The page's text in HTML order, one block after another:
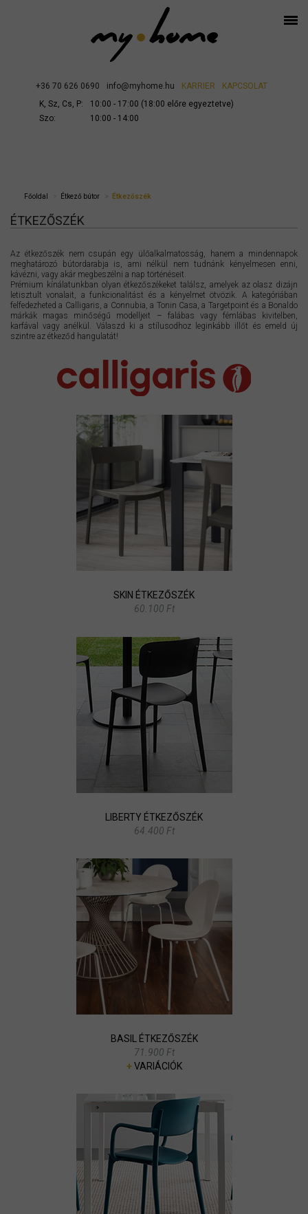
+36 70 626 0690 info@myhome.hu KARRIER
KAPCSOLAT
K, Sz, Cs, P:
10:00 - 17:00 (18:00 előre egyeztetve)
Szo:
10:00 - 14:00
Főoldal Étkező bútor Étkezőszék
ÉTKEZŐSZÉK
Az étkezőszék nem csupán egy ülőalkalmatosság, hanem a mindennapok
meghatározó bútordarabja is, ami nélkül nem tudnánk kényelmesen enni,
kávézni, vagy akár megbeszélni a nap történéseit.
Prémium kínálatunkban olyan étkezőszékeket találsz, amelyek az olasz dizájn
letisztult vonalait, a funkcionalitást és a kényelmet ötvözik. A kategóriában
felfedezheted a Calligaris, a Connubia, a Tonin Casa, a Targetpoint és a Bonaldo
márkák magas minőségű modelljeit – falábas vagy fémlábas kivitelben,
karfával vagy anélkül. Válaszd ki a stílusodhoz leginkább illőt és emeld új
szintre az étkeződ hangulatát!
SKIN ÉTKEZŐSZÉK
60.100 Ft
LIBERTY ÉTKEZŐSZÉK
64.400 Ft
BASIL ÉTKEZŐSZÉK
71.900 Ft
+VARIÁCIÓK